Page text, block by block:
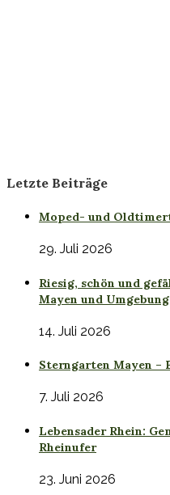
Letzte Beiträge
Moped- und
29. Juli 2026
Riesig, schön und
Mayen und Umgebung
14. Juli 2026
Sterngarten Mayen –
7. Juli 2026
Lebensader Rhein:
Rheinufer
23. Juni 2026